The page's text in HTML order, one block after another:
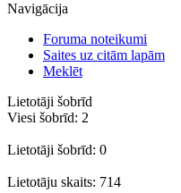
Navigācija
Foruma noteikumi
Saites uz citām lapām
Meklēt
Lietotāji šobrīd
Viesi šobrīd: 2
Lietotāji šobrīd: 0
Lietotāju skaits: 714